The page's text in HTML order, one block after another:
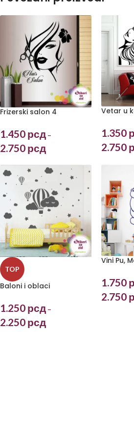
Frizerski salon 4
1.450 рсд –
2.750 рсд
Vetar u
1.350
2.750
TOP
Baloni i oblaci
1.250 рсд –
2.250 рсд
Vini Pu,
1.750
2.750